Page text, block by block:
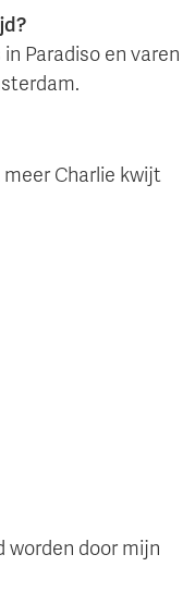
Paradiso en varen
Charlie kwijt
worden door mijn